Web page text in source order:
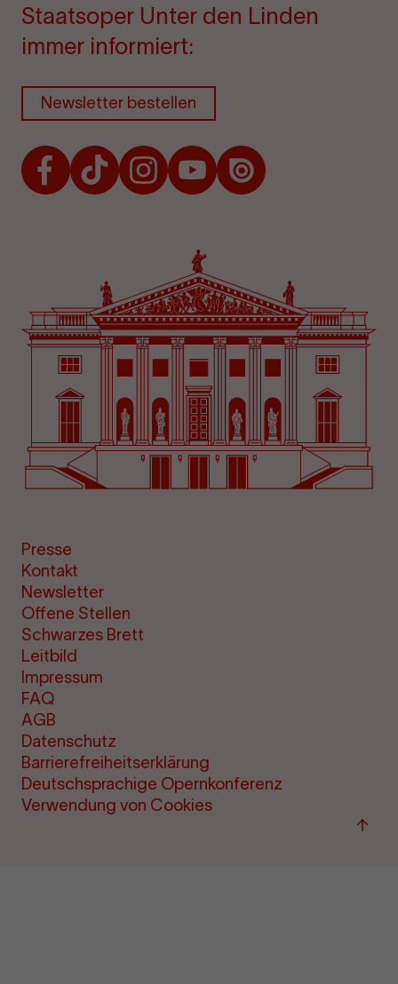
Staatsoper Unter den Linden
immer informiert:
Newsletter bestellen
FacebookTikTok InstagramYoutubeIssuu
Presse
Kontakt
Newsletter
Offene Stellen
Schwarzes Brett
Leitbild
Impressum
FAQ
AGB
Datenschutz
Barrierefreiheitserklärung
Deutschsprachige Opernkonferenz
Verwendung von Cookies
Zum